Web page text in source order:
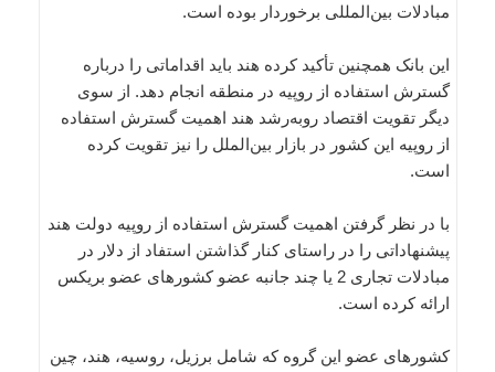
مبادلات بین‌المللی برخوردار بوده است.
این بانک همچنین تأکید کرده هند باید اقداماتی را درباره
گسترش استفاده از روپیه در منطقه انجام دهد. از سوی
دیگر تقویت اقتصاد روبه‌رشد هند اهمیت گسترش استفاده
از روپیه این کشور در بازار بین‌الملل را نیز تقویت کرده
است.
با در نظر گرفتن اهمیت گسترش استفاده از روپیه دولت هند
پیشنهاداتی را در راستای کنار گذاشتن استفاد از دلار در
مبادلات تجاری 2 یا چند جانبه عضو کشورهای عضو بریکس
ارائه کرده است.
کشورهای عضو این گروه که شامل برزیل، روسیه، هند، چین